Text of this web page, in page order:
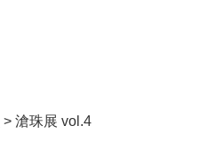
> 滄珠展 vol.4